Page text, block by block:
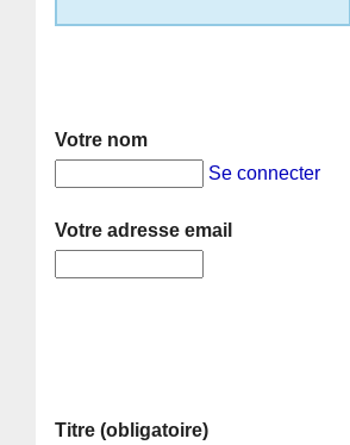
Votre nom
Se connecter
Votre adresse email
Titre (obligatoire)